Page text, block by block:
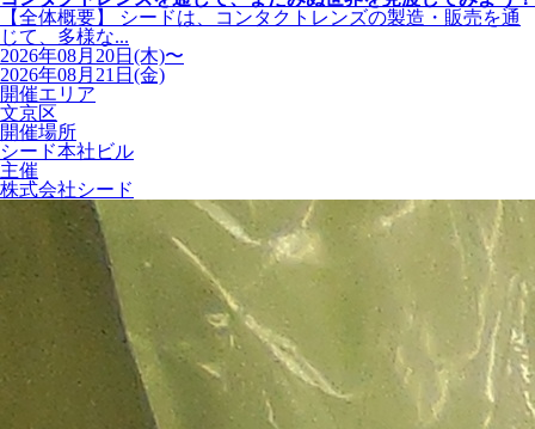
【全体概要】 シードは、コンタクトレンズの製造・販売を通
じて、多様な...
2026年08月20日(木)〜
2026年08月21日(金)
開催エリア
文京区
開催場所
シード本社ビル
主催
株式会社シード